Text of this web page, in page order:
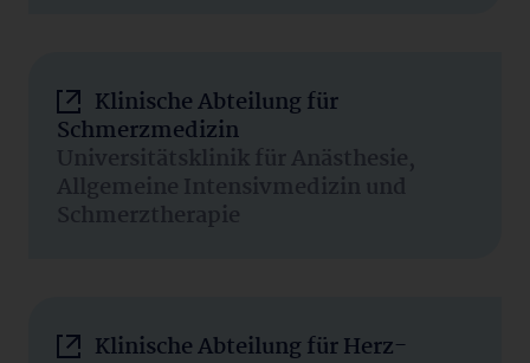
Klinische Abteilung für
Schmerzmedizin
Universitätsklinik für Anästhesie,
Allgemeine Intensivmedizin und
Schmerztherapie
Klinische Abteilung für Herz-